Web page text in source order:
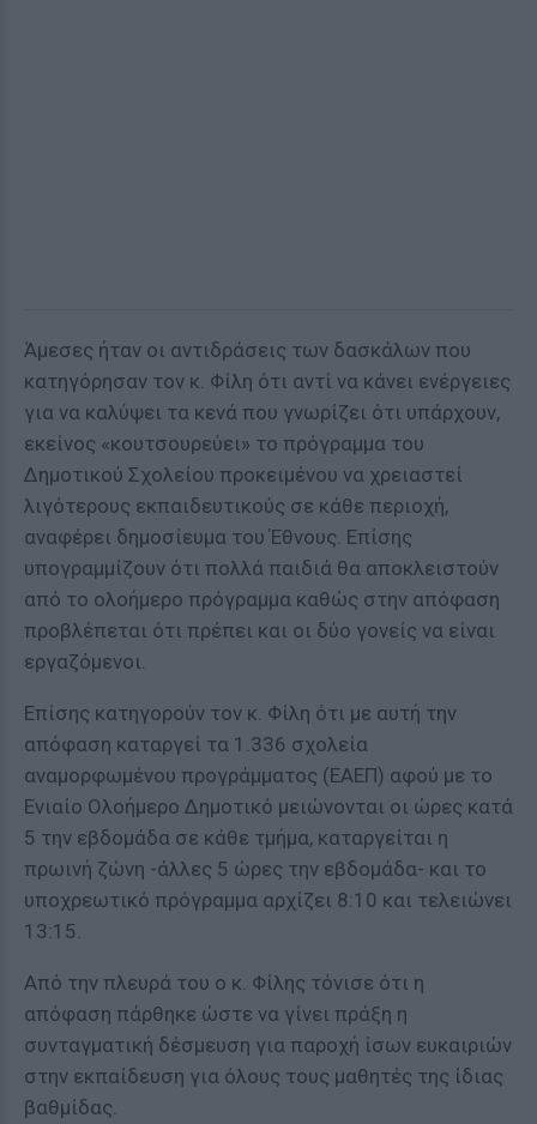
Άμεσες ήταν οι αντιδράσεις των δασκάλων που
κατηγόρησαν τον κ. Φίλη ότι αντί να κάνει ενέργειες
για να καλύψει τα κενά που γνωρίζει ότι υπάρχουν,
εκείνος «κουτσουρεύει» το πρόγραμμα του
Δημοτικού Σχολείου προκειμένου να χρειαστεί
λιγότερους εκπαιδευτικούς σε κάθε περιοχή,
αναφέρει δημοσίευμα του Έθνους. Επίσης
υπογραμμίζουν ότι πολλά παιδιά θα αποκλειστούν
από το ολοήμερο πρόγραμμα καθώς στην απόφαση
προβλέπεται ότι πρέπει και οι δύο γονείς να είναι
εργαζόμενοι.
Επίσης κατηγορούν τον κ. Φίλη ότι με αυτή την
απόφαση καταργεί τα 1.336 σχολεία
αναμορφωμένου προγράμματος (ΕΑΕΠ) αφού με το
Ενιαίο Ολοήμερο Δημοτικό μειώνονται οι ώρες κατά
5 την εβδομάδα σε κάθε τμήμα, καταργείται η
πρωινή ζώνη -άλλες 5 ώρες την εβδομάδα- και το
υποχρεωτικό πρόγραμμα αρχίζει 8:10 και τελειώνει
13:15.
Από την πλευρά του ο κ. Φίλης τόνισε ότι η
απόφαση πάρθηκε ώστε να γίνει πράξη η
συνταγματική δέσμευση για παροχή ίσων ευκαιριών
στην εκπαίδευση για όλους τους μαθητές της ίδιας
βαθμίδας.